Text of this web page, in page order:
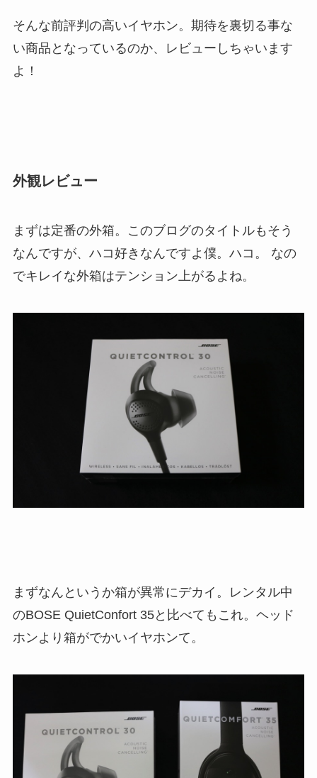
そんな前評判の高いイヤホン。期待を裏切る事な
い商品となっているのか、レビューしちゃいます
よ！
外観レビュー
まずは定番の外箱。このブログのタイトルもそう
なんですが、ハコ好きなんですよ僕。ハコ。 なの
でキレイな外箱はテンション上がるよね。
まずなんというか箱が異常にデカイ。レンタル中
のBOSE QuietConfort 35と比べてもこれ。ヘッド
ホンより箱がでかいイヤホンて。